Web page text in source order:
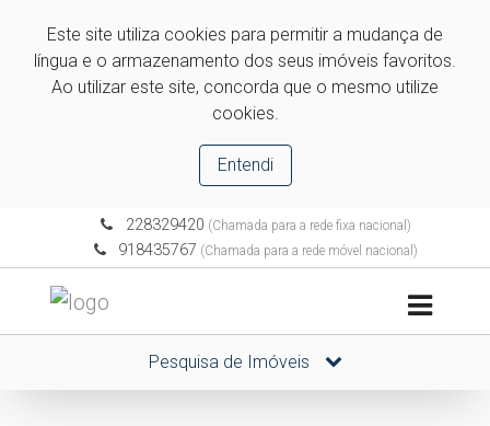
Este site utiliza cookies para permitir a mudança de
língua e o armazenamento dos seus imóveis favoritos.
Ao utilizar este site, concorda que o mesmo utilize
cookies.
Entendi
228329420 (Chamada para a rede fixa nacional)
918435767 (Chamada para a rede móvel nacional)
Pesquisa de Imóveis